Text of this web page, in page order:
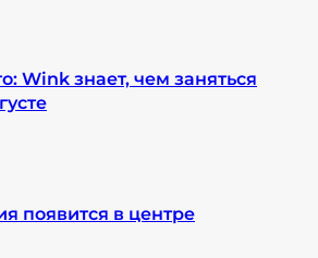
Wink знает, чем заняться
появится в центре